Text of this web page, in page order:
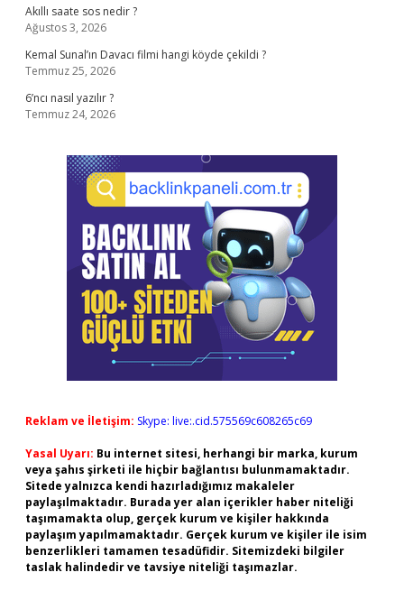
Akıllı saate sos nedir ?
Ağustos 3, 2026
Kemal Sunal’ın Davacı filmi hangi köyde çekildi ?
Temmuz 25, 2026
6’ncı nasıl yazılır ?
Temmuz 24, 2026
Reklam ve İletişim: Skype: live:.cid.575569c608265c69
Yasal Uyarı: Bu internet sitesi, herhangi bir marka, kurum
veya şahıs şirketi ile hiçbir bağlantısı bulunmamaktadır.
Sitede yalnızca kendi hazırladığımız makaleler
paylaşılmaktadır. Burada yer alan içerikler haber niteliği
taşımamakta olup, gerçek kurum ve kişiler hakkında
paylaşım yapılmamaktadır. Gerçek kurum ve kişiler ile isim
benzerlikleri tamamen tesadüfidir. Sitemizdeki bilgiler
taslak halindedir ve tavsiye niteliği taşımazlar.